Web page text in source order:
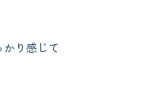
り感じて